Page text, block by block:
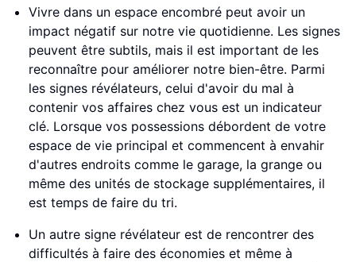
Vivre dans un espace encombré peut avoir un
impact négatif sur notre vie quotidienne. Les signes
peuvent être subtils, mais il est important de les
reconnaître pour améliorer notre bien-être. Parmi
les signes révélateurs, celui d'avoir du mal à
contenir vos affaires chez vous est un indicateur
clé. Lorsque vos possessions débordent de votre
espace de vie principal et commencent à envahir
d'autres endroits comme le garage, la grange ou
même des unités de stockage supplémentaires, il
est temps de faire du tri.
Un autre signe révélateur est de rencontrer des
difficultés à faire des économies et même à